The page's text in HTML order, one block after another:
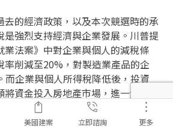
去的經濟政策，以及本次競選時的承
是強烈支持經濟與企業發展。川普提
業法案》中對企業與個人的減稅條
率削減至20%，對製造業產品的企
而企業與個人所得稅降低後，投資
資金投入房地產市場，進一步刺激
當選後可能推動部分住房政策改革，
觀察，美國房地產市場長期以來的供
美國建案 立即諮詢 更多